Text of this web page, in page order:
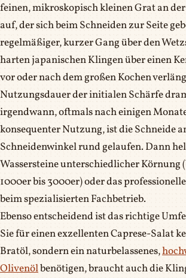
feinen, mikroskopisch kleinen Grat an
auf, der sich beim Schneiden zur Seite
regelmäßiger, kurzer Gang über den
harten japanischen Klingen über einen
vor oder nach dem großen Kochen
Nutzungsdauer der initialen Schärfe
irgendwann, oftmals nach einigen
konsequenter Nutzung, ist die Schneide
Schneidenwinkel rund gelaufen. Dann
Wassersteine unterschiedlicher Körnung
1000er bis 3000er) oder das
beim spezialisierten Fachbetrieb.
Ebenso entscheidend ist das richtige
Sie für einen exzellenten Caprese-Salat
Bratöl, sondern ein naturbelassenes,
Olivenölbenötigen, braucht auch die